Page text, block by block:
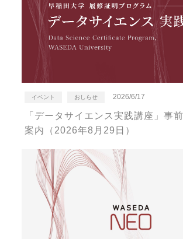
イベント おしらせ 2026/6/17
「データサイエンス実践講座」事
案内（2026年8月29日）